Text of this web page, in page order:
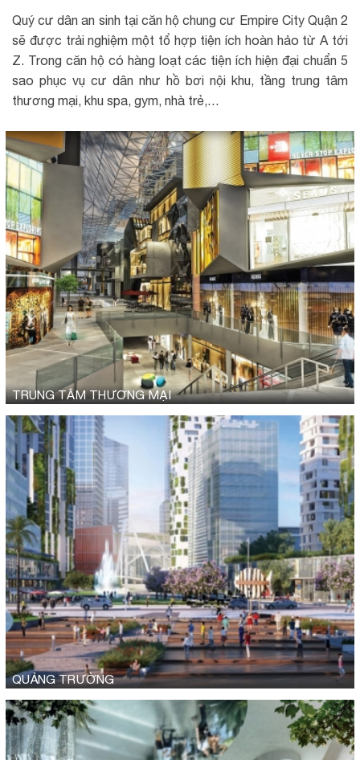
Quý cư dân an sinh tại căn hộ chung cư Empire City Quận 2
sẽ được trải nghiệm một tổ hợp tiện ích hoàn hảo từ A tới
Z. Trong căn hộ có hàng loạt các tiện ích hiện đại chuẩn 5
sao phục vụ cư dân như hồ bơi nội khu, tầng trung tâm
thương mại, khu spa, gym, nhà trẻ,…
TRUNG TÂM THƯƠNG MẠI
QUẢNG TRƯỜNG